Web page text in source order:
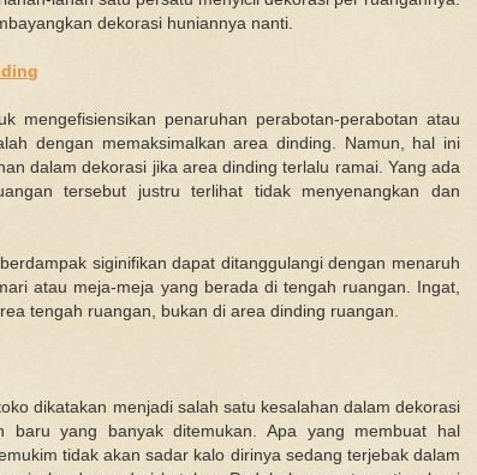
dekorasi huniannya nanti.
mengefisiensikan penaruhan perabotan-perabotan atau
dengan memaksimalkan area dinding. Namun, hal ini
dalam dekorasi jika area dinding terlalu ramai. Yang ada
tersebut justru terlihat tidak menyenangkan dan
siginifikan dapat ditanggulangi dengan menaruh
atau meja-meja yang berada di tengah ruangan. Ingat,
tengah ruangan, bukan di area dinding ruangan.
dikatakan menjadi salah satu kesalahan dalam dekorasi
baru yang banyak ditemukan. Apa yang membuat hal
tidak akan sadar kalo dirinya sedang terjebak dalam